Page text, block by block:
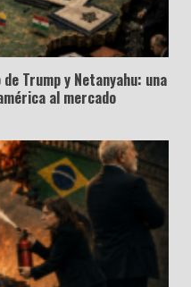
Trump y Netanyahu: una
al mercado